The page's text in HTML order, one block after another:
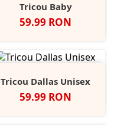
Tricou Baby
Pret
59.99 RON
Tricou Dallas Unisex
Pret
59.99 RON